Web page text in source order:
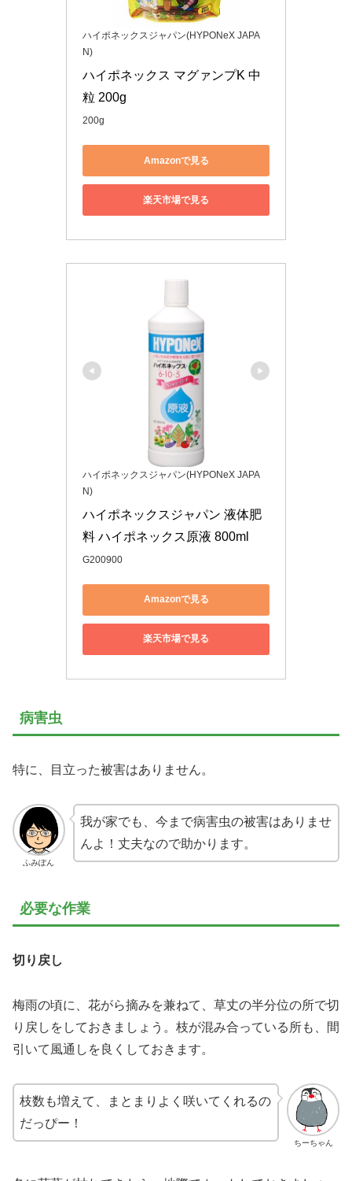
ハイポネックスジャパン(HYPONeX JAPA
N)
ハイポネックス マグァンプK 中
粒 200g
200g
Amazonで見る
楽天市場で見る
ハイポネックスジャパン(HYPONeX JAPA
N)
ハイポネックスジャパン 液体肥
料 ハイポネックス原液 800ml
G200900
Amazonで見る
楽天市場で見る
病害虫
特に、目立った被害はありません。
ふみぽん
我が家でも、今まで病害虫の被害はありませ
んよ！丈夫なので助かります。
必要な作業
切り戻し
梅雨の頃に、花がら摘みを兼ねて、草丈の半分位の所で切
り戻しをしておきましょう。枝が混み合っている所も、間
引いて風通しを良くしておきます。
ちーちゃん
枝数も増えて、まとまりよく咲いてくれるの
だっぴー！